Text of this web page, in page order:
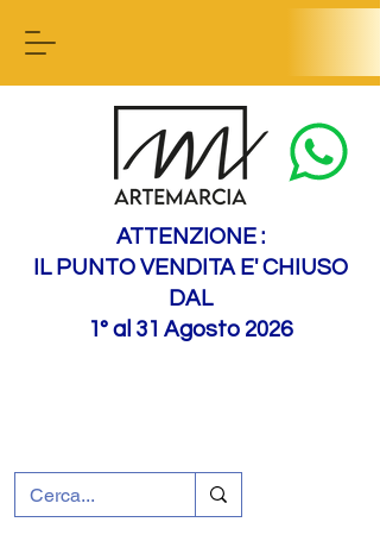
ATTENZIONE :
IL PUNTO VENDITA E' CHIUSO
DAL
1° al 31 Agosto 2026